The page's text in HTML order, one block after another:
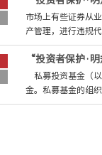
市场上有些证券从
产管理，进行违规
“投资者保护·
私募投资基金（以
金。私募基金的组